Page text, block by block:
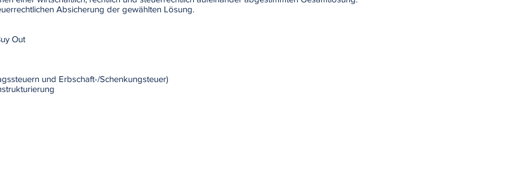
Absicherung der gewählten Lösung.
Out
und Erbschaft-/Schenkungsteuer)